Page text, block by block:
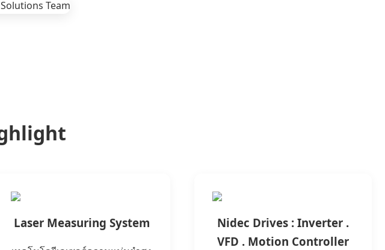
Laser Measuring System
Nidec Drives : Inverter .
VFD . Motion Controller